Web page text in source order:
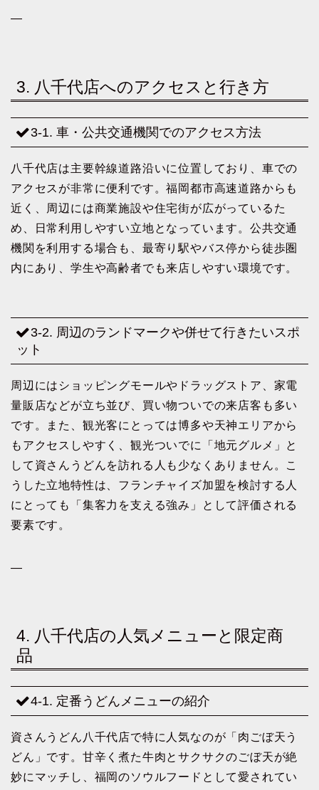
—
3. 八千代店へのアクセスと行き方
3-1. 車・公共交通機関でのアクセス方法
八千代店は主要幹線道路沿いに位置しており、車での
アクセスが非常に便利です。福岡都市高速道路からも
近く、周辺には商業施設や住宅街が広がっているた
め、日常利用しやすい立地となっています。公共交通
機関を利用する場合も、最寄り駅やバス停から徒歩圏
内にあり、学生や高齢者でも来店しやすい環境です。
3-2. 周辺のランドマークや併せて行きたいスポ
ット
周辺にはショッピングモールやドラッグストア、家電
量販店などが立ち並び、買い物ついでの来店客も多い
です。また、観光客にとっては博多や天神エリアから
もアクセスしやすく、観光ついでに「地元グルメ」と
して資さんうどんを訪れる人も少なくありません。こ
うした立地特性は、フランチャイズ加盟を検討する人
にとっても「集客力を支える強み」として評価される
要素です。
—
4. 八千代店の人気メニューと限定商
品
4-1. 定番うどんメニューの紹介
資さんうどん八千代店で特に人気なのが「肉ごぼ天う
どん」です。甘辛く煮た牛肉とサクサクのごぼ天が絶
妙にマッチし、福岡のソウルフードとして愛されてい